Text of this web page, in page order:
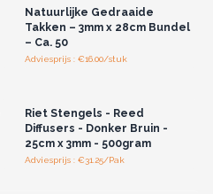
Natuurlijke Gedraaide
Takken – 3mm x 28cm Bundel
– Ca. 50
Adviesprijs : €16.00/stuk
Riet Stengels - Reed
Diffusers - Donker Bruin -
25cm x 3mm - 500gram
Adviesprijs : €31.25/Pak